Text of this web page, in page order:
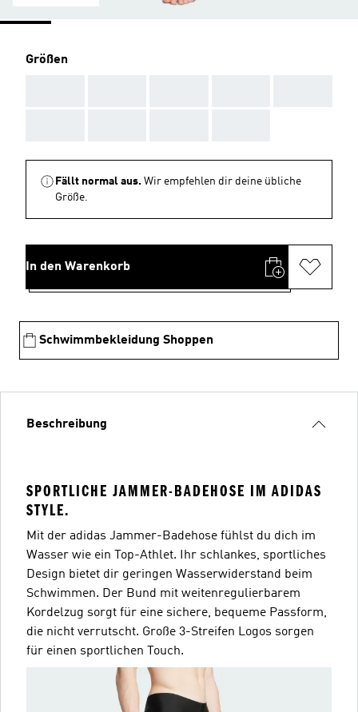
Größen
Fällt normal aus. Wir empfehlen dir deine übliche
Größe.
In den Warenkorb
Schwimmbekleidung Shoppen
Beschreibung
SPORTLICHE JAMMER-BADEHOSE IM ADIDAS
STYLE.
Mit der adidas Jammer-Badehose fühlst du dich im
Wasser wie ein Top-Athlet. Ihr schlankes, sportliches
Design bietet dir geringen Wasserwiderstand beim
Schwimmen. Der Bund mit weitenregulierbarem
Kordelzug sorgt für eine sichere, bequeme Passform,
die nicht verrutscht. Große 3-Streifen Logos sorgen
für einen sportlichen Touch.